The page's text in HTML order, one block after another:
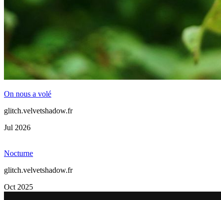
On nous a volé
glitch.velvetshadow.fr
Jul 2026